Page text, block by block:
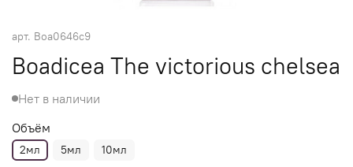
арт. Boa0646c9
Boadicea The victorious chelsea
Нет в наличии
Объём
2мл 5мл 10мл